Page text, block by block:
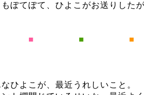
ぽてぽて、ひよこがお送りした
■ ■
■
ひよこが、最近うれしいこと。